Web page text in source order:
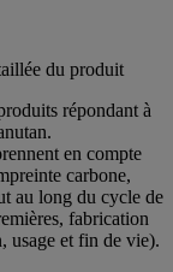
du produit
répondant à
en compte
carbone,
au long du cycle de
fabrication
usage et fin de vie).